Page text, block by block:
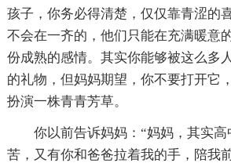
孩子，你务必得清楚，仅仅靠青涩的
不会在一齐的，他们只能在充满暖意
份成熟的感情。其实你能够被这么多
的礼物，但妈妈期望，你不要打开它
扮演一株青青芳草。
你以前告诉妈妈：“妈妈，其实
苦，又有你和爸爸拉着我的手，陪我